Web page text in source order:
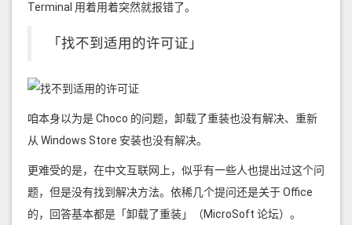
Terminal 用着用着突然就报错了。
「找不到适用的许可证」
咱本身以为是 Choco 的问题，卸载了重装也没有解决、重新
从 Windows Store 安装也没有解决。
更难受的是，在中文互联网上，似乎有一些人也提出过这个问
题，但是没有找到解决方法。依稀几个提问还是关于 Office
的，回答基本都是「卸载了重装」（MicroSoft 论坛）。